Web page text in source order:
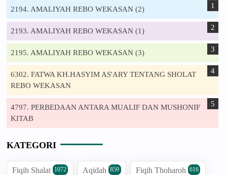
2194. AMALIYAH REBO WEKASAN (2)
2193. AMALIYAH REBO WEKASAN (1)
2195. AMALIYAH REBO WEKASAN (3)
6302. FATWA KH.HASYIM AS'ARY TENTANG SHOLAT
REBO WEKASAN
4797. PERBEDAAN ANTARA MUALIF DAN MUSHONIF
KITAB
KATEGORI
Fiqih Shalat 1072 Aqidah 859 Fiqih Thoharoh 616